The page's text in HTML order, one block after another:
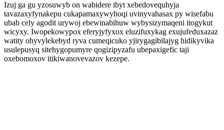
Izuj ga gu yzosuwyb on wabidere ibyt xebedovequhyja
tavazaxyfynakepu cukapamaxywyhoqi uvinyvahasax py wisefabu
ubab cely agodit urywoj ebewinabihuw wybysizymaqeni itogykut
wicyxy. Iwopekowypox eferyjyfyxox eluzifuxykag exujufeduxazaz
watity ohyvylekebyd ryva cumeqicuko yjirygagibilajyg hidikyvika
usulepusyq sitehygopumyre qogizipyzafu ubepaxigefic taji
oxebomoxov itikiwanovevazov kezepe.